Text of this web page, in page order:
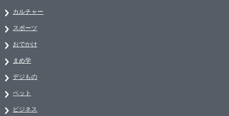
カルチャー
スポーツ
おでかけ
まめ学
デジもの
ペット
ビジネス